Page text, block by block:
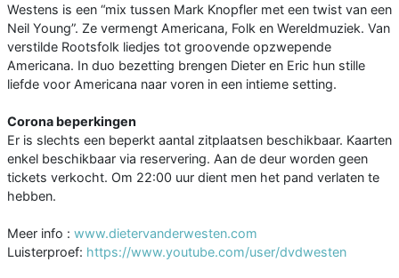
Westens is een “mix tussen Mark Knopfler met een twist van een
Neil Young”. Ze vermengt Americana, Folk en Wereldmuziek. Van
verstilde Rootsfolk liedjes tot groovende opzwepende
Americana. In duo bezetting brengen Dieter en Eric hun stille
liefde voor Americana naar voren in een intieme setting.
Corona beperkingen
Er is slechts een beperkt aantal zitplaatsen beschikbaar. Kaarten
enkel beschikbaar via reservering. Aan de deur worden geen
tickets verkocht. Om 22:00 uur dient men het pand verlaten te
hebben.
Meer info : www.dietervanderwesten.com
Luisterproef: https://www.youtube.com/user/dvdwesten